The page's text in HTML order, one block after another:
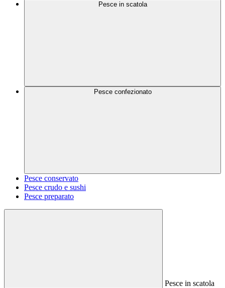
Pesce in scatola
Pesce confezionato
Pesce conservato
Pesce crudo e sushi
Pesce preparato
Pesce in scatola